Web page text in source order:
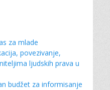
za mlade
povezivanje,
ljudskih prava u
budžet za informisanje